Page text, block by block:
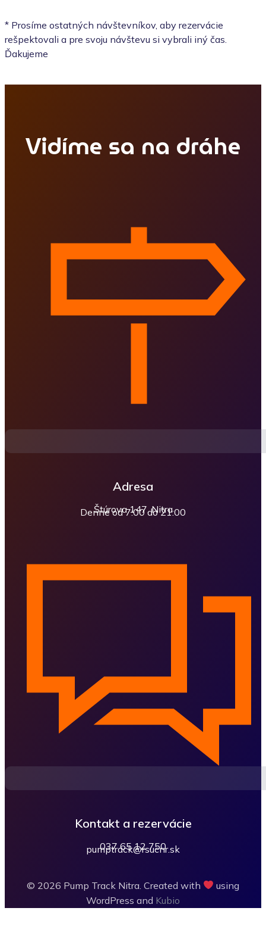
* Prosíme ostatných návštevníkov, aby rezervácie
rešpektovali a pre svoju návštevu si vybrali iný čas.
Ďakujeme
Vidíme sa na dráhe
Adresa
Štúrova 147, Nitra
Denne od 7:00 do 21:00
Kontakt a rezervácie
037 65 12 750
pumptrack@rsucnr.sk
© 2026 Pump Track Nitra. Created with
using
WordPress and Kubio